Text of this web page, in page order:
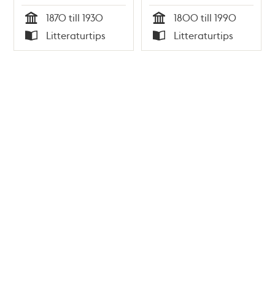
Tid
1870 till 1930
Typ
Litteraturtips Tid
1800 till 1990
Typ
Litteraturtips